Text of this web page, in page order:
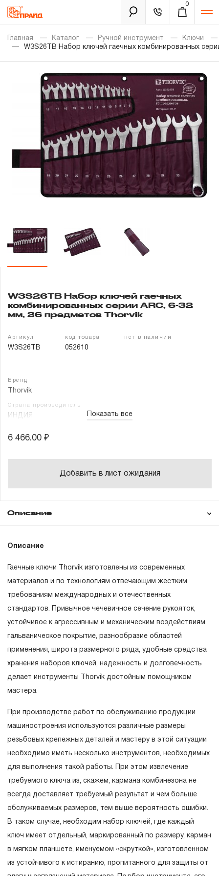
0
Каталог
Новинки
Распродажа
Уцененный товар
Новости
Гарантия и сервис
Доставка и оплата
Контакты
Забыли пароль?
Главная Каталог Ручной инструмент
Ключи
W3S26TB Набор ключей гаечных комбинированных
W3S26TB Набор ключей гаечных
комбинированных серии ARC, 6-32
мм, 26 предметов Thorvik
Артикул
W3S26TB
код товара
052610
нет в наличии
Бренд
Thorvik
Страна производитель
ИНДИЯ Показать все
6 466.00 ₽
Добавить в лист ожидания
Описание
Состав товара
Описание
Гаечные ключи Thorvik изготовлены из современных
материалов и по технологиям отвечающим жестким
требованиям международных и отечественных
стандартов. Привычное чечевичное сечение рукояток,
устойчивое к агрессивным и механическим воздействиям
гальваническое покрытие, разнообразие областей
применения, широта размерного ряда, удобные средства
хранения наборов ключей, надежность и долговечность
делает инструменты Thorvik достойным помощником
мастера.
При производстве работ по обслуживанию продукции
машиностроения используются различные размеры
резьбовых крепежных деталей и мастеру в этой ситуации
необходимо иметь несколько инструментов, необходимых
для выполнения такой работы. При этом извлечение
требуемого ключа из, скажем, кармана комбинезона не
всегда доставляет требуемый результат и чем больше
обслуживаемых размеров, тем выше вероятность ошибки.
В таком случае, необходим набор ключей, где каждый
ключ имеет отдельный, маркированный по размеру, карман
в мягком планшете, именуемом «скруткой», изготовленном
из устойчивого к истиранию, пропитанного для защиты от
Понятие «ПОЖИЗНЕННАЯ ГАРАНТИЯ».
1.1 Понятие «ПОЖИЗНЕННАЯ ГАРАНТИЯ» включает в
себя признание неограниченного срока поддержания
гарантийных обязательств в течение всего периода
эксплуатации изделия, а также замена или ремонт
вышедшего из строя инструмента, если при
изготовлении изделия некачественные материалы или
нарушал технологию в процессе его производства.
1.2 «ПОЖИЗНЕННАЯ ГАРАНТИЯ» предоставляется
при условии соблюдения покупателем (потребителем)
правил эксплуатации, обслуживания, транспортировки
и хранения, применяемых для ручного слесарно-
монтажного инструмента.
2. Понятие «ОГРАНИЧЕННАЯ ГАРАНТИЯ»
2.1 На инструмент, имеющий в своей конструкции
КИНЕМАТИЧЕСКУЮ СХЕМУ (МЕХАНИЗМ)
распространяется понятие «ограниченной гарантии», в
52515
ARC, 7 мм
ARC, 8 мм
ARC, 9 мм
ARC, 10 мм
52521
Ключ гаечный комбинированный серии
52522
Ключ гаечный комбинированный серии
ARC, 13 мм
52523
Ключ гаечный комбинированный серии
ARC, 14 мм
52524
Ключ гаечный комбинированный серии
ARC, 15 мм
52525
Ключ гаечный комбинированный серии
ARC, 16 мм
Ключ гаечный комбинированный серии
ARC, 17 мм
Ключ гаечный комбинированный серии